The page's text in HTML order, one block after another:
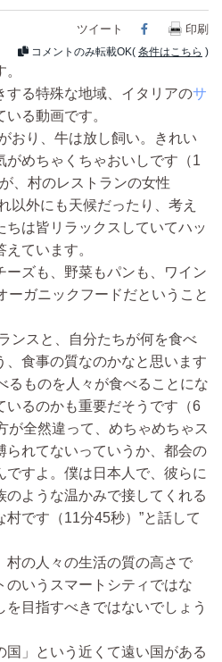
ツイート Facebook
印刷
コメントのみ転載OK( 条件はこちら )
る特殊な地域、イタリアのサ
いる動画です。
おり、牛は放し飼い。きれい
がめちゃくちゃおいしです（1
、村のレストランの女性
以外にも天候だったり、考え
は皆リラックスしていてハッ
ています。
ズも、野菜もパンも、ワイン
ーガニックフードだということ
ンスと、自分たちが何を食べ
、食事の質なのかなと思います
るものを人々が食べることにな
いるのかも重要だそうです（6
全然違って、めちゃめちゃス
られてないっていうか、都会の
ですよ。僕は日本人で、彼らに
のような温かみで接してくれる
です（11分45秒）”と話して
の人々の生活の質の高さで
のいうスマートシティではな
を目指すべきではないでしょう
」という近くて遠い国がある